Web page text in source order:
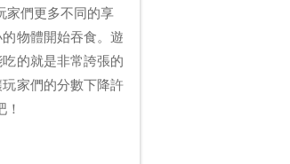
家們更多不同的享
物體開始吞食。遊
的就是非常誇張的
家們的分數下降許